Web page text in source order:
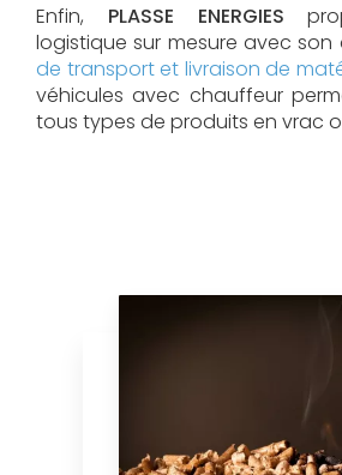
Enfin, PLASSE ENERGIES
logistique sur mesure avec son
de transport et livraison de
véhicules avec chauffeur
tous types de produits en vrac